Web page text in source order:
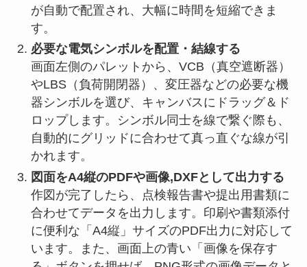
が自動で配置され、大幅に時間を短縮できま
す。
必要な電気シンボルを配置・結線する
画面左側のパレットから、VCB（真空遮断器）
やLBS（負荷開閉器）、変圧器などの必要な機
器シンボルを選び、キャンバスにドラッグ＆ド
ロップします。シンボル同士を線で繋ぐ際も、
自動的にグリッドに合わせて真っ直ぐな線が引
かれます。
図面をA4縦のPDFや画像,DXFとして出力する
作図が完了したら、点検報告書や提出用書類に
合わせてデータを出力します。印刷や書類添付
に便利な「A4縦」サイズのPDF出力に対応して
います。また、画面上の青い「画像を保存す